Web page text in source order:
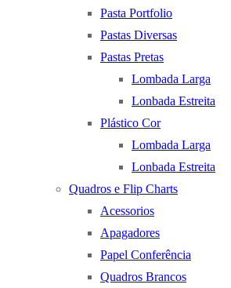
Pasta Portfolio
Pastas Diversas
Pastas Pretas
Lombada Larga
Lonbada Estreita
Plástico Cor
Lombada Larga
Lonbada Estreita
Quadros e Flip Charts
Acessorios
Apagadores
Papel Conferência
Quadros Brancos